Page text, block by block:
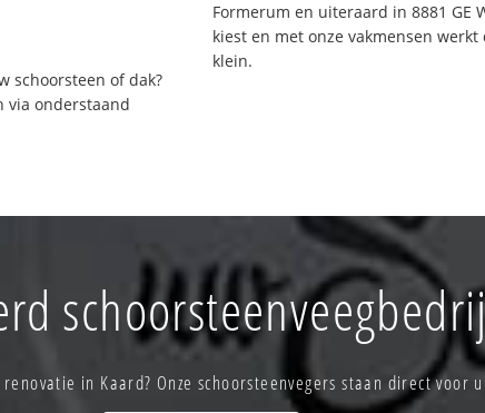
schoorsteen of dak?
via onderstaand
Formerum en uiteraard in 8881 GE
kiest en met onze vakmensen
klein.
in Kaard? Onze schoorsteenvegers staan direct voor